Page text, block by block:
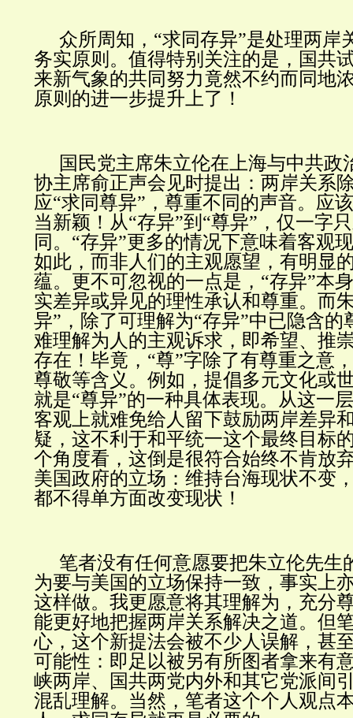
众所周知，“求同存异”是处理两岸
务实原则。值得特别关注的是，国共
来新气象的共同努力竟然不约而同地
原则的进一步提升上了！
国民党主席朱立伦在上海与中共政
协主席俞正声会见时提出：两岸关系
应“求同尊异”，尊重不同的声音。应
当新颖！从“存异”到“尊异”，仅一字
同。“存异”更多的情况下意味着客观
如此，而非人们的主观愿望，有明显
蕴。更不可忽视的一点是，“存异”本
实差异或异见的理性承认和尊重。而
异”，除了可理解为“存异”中已隐含的
难理解为人的主观诉求，即希望、推
存在！毕竟，“尊”字除了有尊重之意
尊敬等含义。例如，提倡多元文化或
就是“尊异”的一种具体表现。从这一
客观上就难免给人留下鼓励两岸差异
疑，这不利于和平统一这个最终目标
个角度看，这倒是很符合始终不肯放
美国政府的立场：维持台海现状不变
都不得单方面改变现状！
笔者没有任何意愿要把朱立伦先生
为要与美国的立场保持一致，事实上
这样做。我更愿意将其理解为，充分
能更好地把握两岸关系解决之道。但
心，这个新提法会被不少人误解，甚
可能性：即足以被另有所图者拿来有
峡两岸、国共两党内外和其它党派间
混乱理解。当然，笔者这个个人观点